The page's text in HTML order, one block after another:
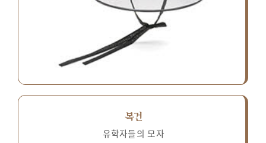
복건
유학자들의 모자